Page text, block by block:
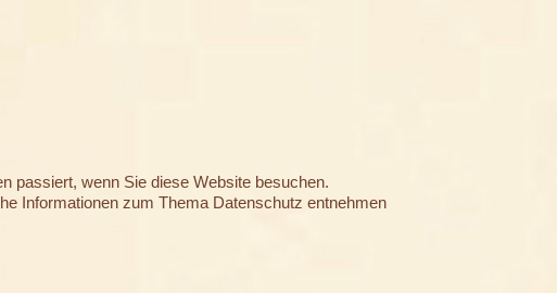
passiert, wenn Sie diese Website besuchen.
Informationen zum Thema Datenschutz entnehmen